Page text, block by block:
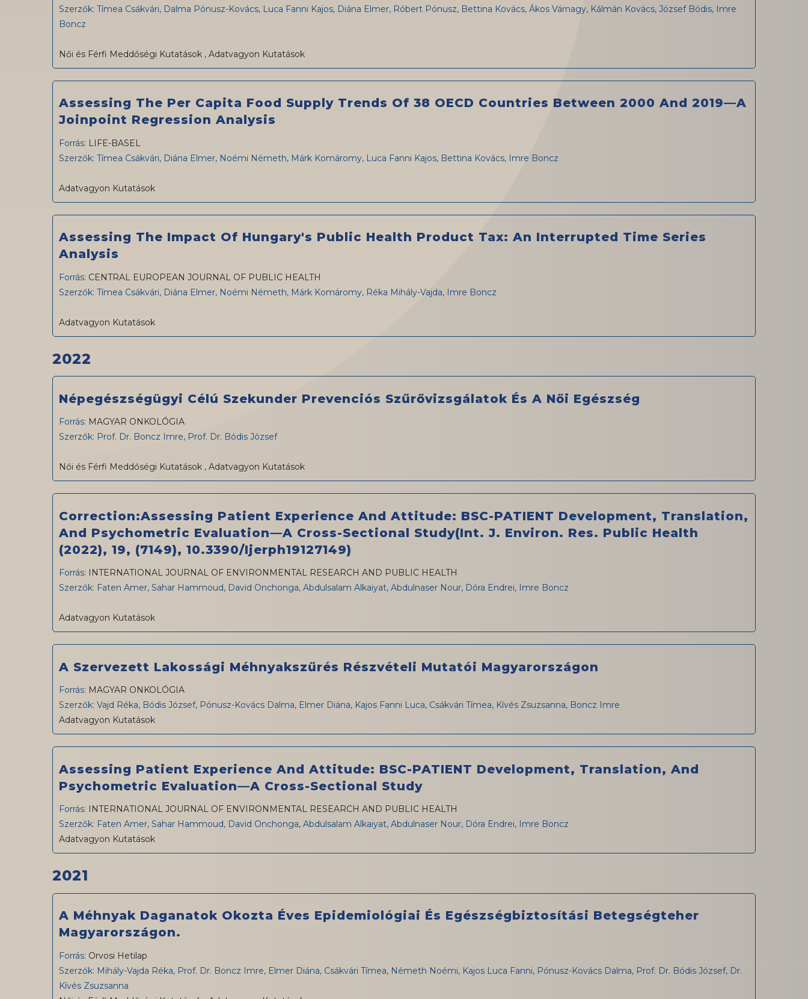
Szerzők: Tímea Csákvári, Dalma Pónusz-Kovács, Luca Fanni Kajos, Diána Elmer, Róbert Pónusz, Bettina Kovács, Ákos Várnagy, Kálmán Kovács, József Bódis, Imre
Boncz
Női és Férfi Meddőségi Kutatások , Adatvagyon Kutatások
Assessing The Per Capita Food Supply Trends Of 38 OECD Countries Between 2000 And 2019—A
Joinpoint Regression Analysis
Forrás: LIFE-BASEL
Szerzők: Tímea Csákvári, Diána Elmer, Noémi Németh, Márk Komáromy, Luca Fanni Kajos, Bettina Kovács, Imre Boncz
Adatvagyon Kutatások
Assessing The Impact Of Hungary's Public Health Product Tax: An Interrupted Time Series
Analysis
Forrás: CENTRAL EUROPEAN JOURNAL OF PUBLIC HEALTH
Szerzők: Tímea Csákvári, Diána Elmer, Noémi Németh, Márk Komáromy, Réka Mihály-Vajda, Imre Boncz
Adatvagyon Kutatások
2022
Népegészségügyi Célú Szekunder Prevenciós Szűrővizsgálatok És A Női Egészség
Forrás: MAGYAR ONKOLÓGIA
Szerzők: Prof. Dr. Boncz Imre, Prof. Dr. Bódis József
Női és Férfi Meddőségi Kutatások , Adatvagyon Kutatások
Correction:Assessing Patient Experience And Attitude: BSC-PATIENT Development, Translation,
And Psychometric Evaluation—A Cross-Sectional Study(Int. J. Environ. Res. Public Health
(2022), 19, (7149), 10.3390/ijerph19127149)
Forrás: INTERNATIONAL JOURNAL OF ENVIRONMENTAL RESEARCH AND PUBLIC HEALTH
Szerzők: Faten Amer, Sahar Hammoud, David Onchonga, Abdulsalam Alkaiyat, Abdulnaser Nour, Dóra Endrei, Imre Boncz
Adatvagyon Kutatások
A Szervezett Lakossági Méhnyakszűrés Részvételi Mutatói Magyarországon
Forrás: MAGYAR ONKOLÓGIA
Szerzők: Vajd Réka, Bódis József, Pónusz-Kovács Dalma, Elmer Diána, Kajos Fanni Luca, Csákvári Tímea, Kívés Zsuzsanna, Boncz Imre
Adatvagyon Kutatások
Assessing Patient Experience And Attitude: BSC-PATIENT Development, Translation, And
Psychometric Evaluation—A Cross-Sectional Study
Forrás:
INTERNATIONAL JOURNAL OF ENVIRONMENTAL RESEARCH AND PUBLIC HEALTH
Szerzők: Faten Amer, Sahar Hammoud, David Onchonga, Abdulsalam Alkaiyat, Abdulnaser Nour, Dóra Endrei, Imre Boncz
Adatvagyon Kutatások
2021
A Méhnyak Daganatok Okozta Éves Epidemiológiai És Egészségbiztosítási Betegségteher
Magyarországon.
Forrás: Orvosi Hetilap
Szerzők: Mihály-Vajda Réka, Prof. Dr. Boncz Imre, Elmer Diána, Csákvári Tímea, Németh Noémi, Kajos Luca Fanni, Pónusz-Kovács Dalma, Prof. Dr. Bódis József, Dr.
Kívés Zsuzsanna